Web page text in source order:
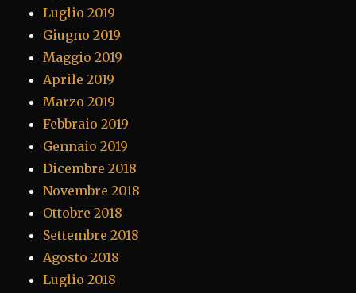
Luglio 2019
Giugno 2019
Maggio 2019
Aprile 2019
Marzo 2019
Febbraio 2019
Gennaio 2019
Dicembre 2018
Novembre 2018
Ottobre 2018
Settembre 2018
Agosto 2018
Luglio 2018